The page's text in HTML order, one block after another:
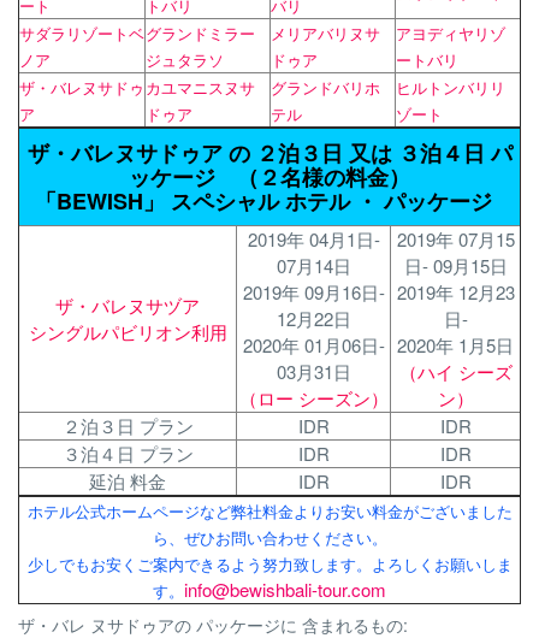
ート
トバリ
バリ
サダラリゾートベ
ノア
グランドミラー
ジュタラソ
メリアバリヌサ
ドゥア
アヨディヤリゾ
ートバリ
ザ・バレヌサドゥ
ア
カユマニスヌサ
ドゥア
グランドバリホ
テル
ヒルトンバリリ
ゾート
ザ・バレヌサドゥア の ２泊３日 又は ３泊４日 パ
ッケージ （２名様の料金）
「BEWISH」 スペシャル ホテル ・ パッケージ
ザ・バレヌサヅア
シングルパビリオン利用
2019年 04月1日-
07月14日
2019年 09月16日-
12月22日
2020年 01月06日-
03月31日
（ロー シーズン）
2019年 07月15
日- 09月15日
2019年 12月23
日-
2020年 1月5日
（ハイ シーズ
ン）
２泊３日 プラン
IDR
IDR
３泊４日 プラン
IDR
IDR
延泊 料金
IDR IDR
ホテル公式ホームページなど弊社料金よりお安い料金がございました
ら、ぜひお問い合わせください。
少しでもお安くご案内できるよう努力致します。よろしくお願いしま
す。 info@bewishbali-tour.com
ザ・バレ ヌサドゥアの パッケージに 含まれるもの: